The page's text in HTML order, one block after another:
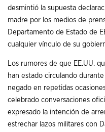
desmintió la supuesta
madre por los medios de
Departamento de Estado de
cualquier vínculo de su
Los rumores de que EE.UU.
han estado circulando
negado en repetidas
celebrado conversaciones
expresado la intención de
estrechar lazos militares con